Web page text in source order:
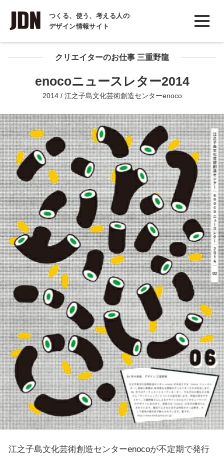
つくる、使う、考える人の
デザイン情報サイト
INTERVIEW
インタビュー
REPORT
COLUMN
クリエイターのお仕事 三重野龍
enocoニュースレター2014
2014 / 江之子島文化芸術創造センターenoco
江之子島文化芸術創造センターenocoが不定期で発行